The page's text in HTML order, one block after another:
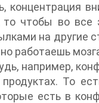
концентрация
то чтобы во
на другие
работаешь
например,
То
есть в